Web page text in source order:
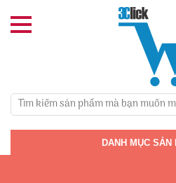
DANH MỤC